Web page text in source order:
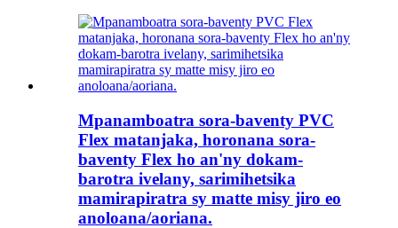
Mpanamboatra sora-baventy PVC
Flex matanjaka, horonana sora-
baventy Flex ho an'ny dokam-
barotra ivelany, sarimihetsika
mamirapiratra sy matte misy jiro eo
anoloana/aoriana.